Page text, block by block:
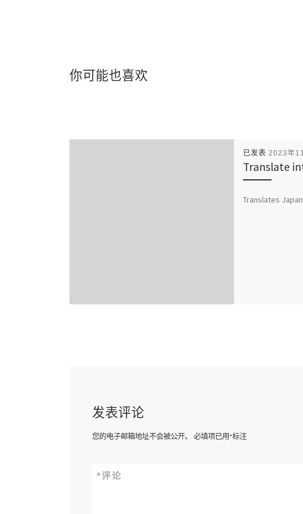
你可能也喜欢
已发表 2023年
Translate
Translates
发表评论
您的电子邮箱地址不会被公开。 必填项已用*标注
评论
*